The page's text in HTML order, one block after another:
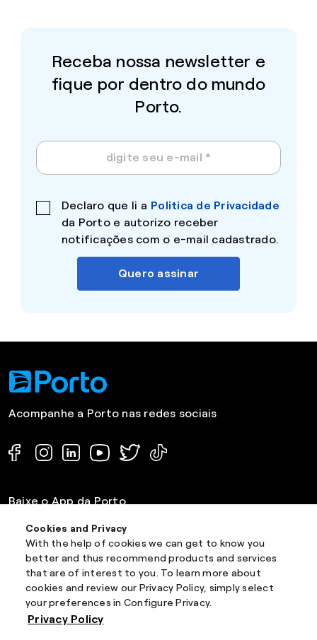
Cookies and Privacy
With the help of cookies we can get to know you
better and thus recommend products and services
that are of interest to you. To learn more about
cookies and review our Privacy Policy, simply select
your preferences in Configure Privacy.
Privacy Policy
Receba nossa newsletter e
fique por dentro do mundo
Porto.
Declaro que li a Politica de Privacidade
da Porto e autorizo receber
notificações com o e-mail cadastrado.
Quero assinar
Acompanhe a Porto nas redes sociais
Baixe o App da Porto
Institucional
Blog Porto